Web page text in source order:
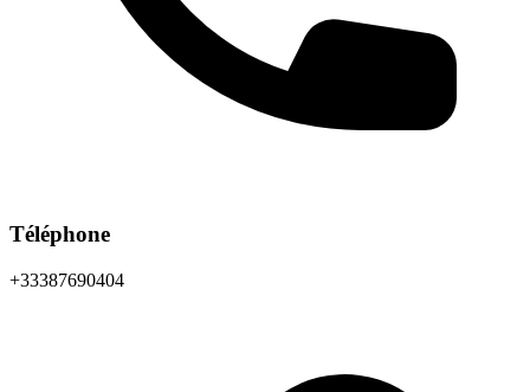
Téléphone
+33387690404